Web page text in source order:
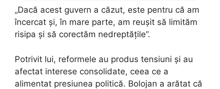
„Dacă acest guvern a căzut, este pentru că am
încercat și, în mare parte, am reușit să limităm
risipa și să corectăm nedreptățile”.
Potrivit lui, reformele au produs tensiuni și au
afectat interese consolidate, ceea ce a
alimentat presiunea politică. Bolojan a arătat că